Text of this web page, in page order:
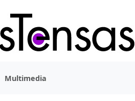
Multimedia